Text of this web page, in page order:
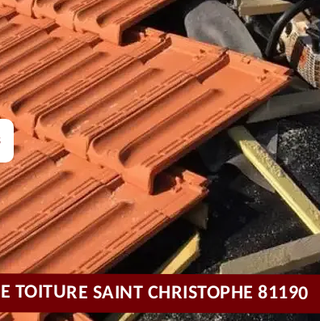
TOITURE SAINT CHRISTOPHE 81190